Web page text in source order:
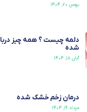
بهمن ۲۰, ۱۴۰۴
دلمه چیست ؟ همه چیز
شده
آبان ۱۸, ۱۴۰۴
درمان زخم خشک شده
مرداد ۱۹, ۱۴۰۴